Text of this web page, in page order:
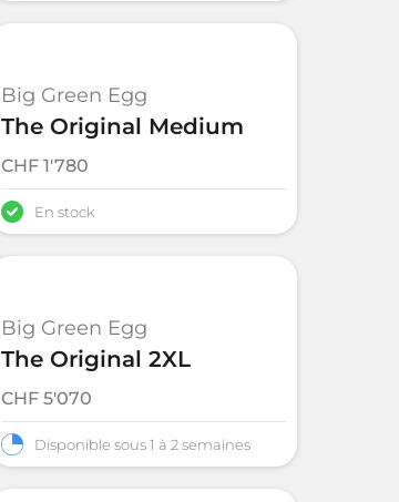
Big Green Egg
The Original Medium
CHF 1'780
En stock
Big Green Egg
The Original 2XL
CHF 5'070
Disponible sous 1 à 2 semaines